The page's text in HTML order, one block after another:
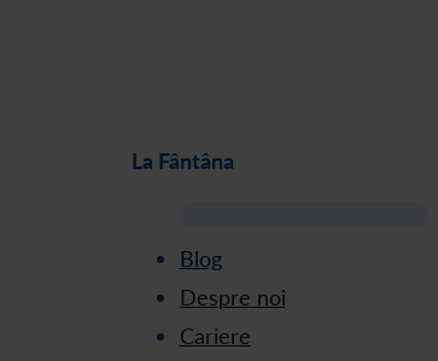
La Fântâna
Blog
Despre noi
Cariere